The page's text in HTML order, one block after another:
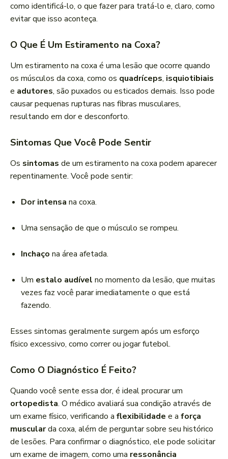
como identificá-lo, o que fazer para tratá-lo e, claro, como
evitar que isso aconteça.
O Que É Um Estiramento na Coxa?
Um estiramento na coxa é uma lesão que ocorre quando
os músculos da coxa, como os quadríceps, isquiotibiais
e adutores, são puxados ou esticados demais. Isso pode
causar pequenas rupturas nas fibras musculares,
resultando em dor e desconforto.
Sintomas Que Você Pode Sentir
Os sintomas de um estiramento na coxa podem aparecer
repentinamente. Você pode sentir:
Dor intensa na coxa.
Uma sensação de que o músculo se rompeu.
Inchaço na área afetada.
Um estalo audível no momento da lesão, que muitas
vezes faz você parar imediatamente o que está
fazendo.
Esses sintomas geralmente surgem após um esforço
físico excessivo, como correr ou jogar futebol.
Como O Diagnóstico É Feito?
Quando você sente essa dor, é ideal procurar um
ortopedista. O médico avaliará sua condição através de
um exame físico, verificando a flexibilidade e a força
muscularda coxa, além de perguntar sobre seu histórico
de lesões. Para confirmar o diagnóstico, ele pode solicitar
um exame de imagem, como uma ressonância